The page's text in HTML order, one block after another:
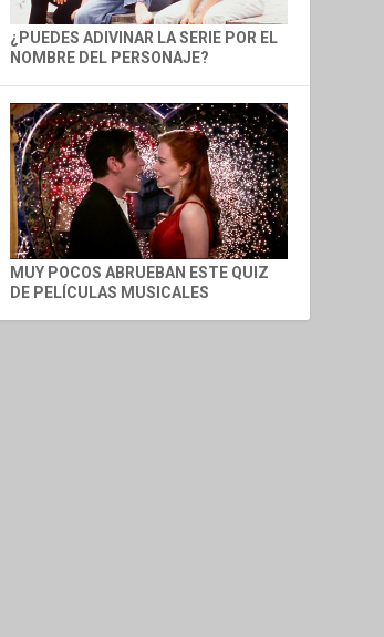
¿PUEDES ADIVINAR LA SERIE POR EL
NOMBRE DEL PERSONAJE?
MUY POCOS ABRUEBAN ESTE QUIZ
DE PELÍCULAS MUSICALES